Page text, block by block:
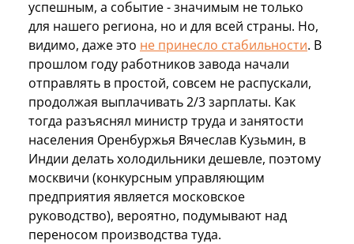
успешным, а событие - значимым не только
для нашего региона, но и для всей страны. Но,
видимо, даже это не принесло стабильности. В
прошлом году работников завода начали
отправлять в простой, совсем не распускали,
продолжая выплачивать 2/3 зарплаты. Как
тогда разъяснял министр труда и занятости
населения Оренбуржья Вячеслав Кузьмин, в
Индии делать холодильники дешевле, поэтому
москвичи (конкурсным управляющим
предприятия является московское
руководство), вероятно, подумывают над
переносом производства туда.